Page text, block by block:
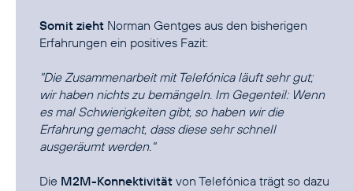
Somit zieht Norman Gentges aus den bisherigen
Erfahrungen ein positives Fazit:
"Die Zusammenarbeit mit Telefónica läuft sehr gut;
wir haben nichts zu bemängeln. Im Gegenteil: Wenn
es mal Schwierigkeiten gibt, so haben wir die
Erfahrung gemacht, dass diese sehr schnell
ausgeräumt werden."
Die M2M-Konnektivität von Telefónica trägt so dazu